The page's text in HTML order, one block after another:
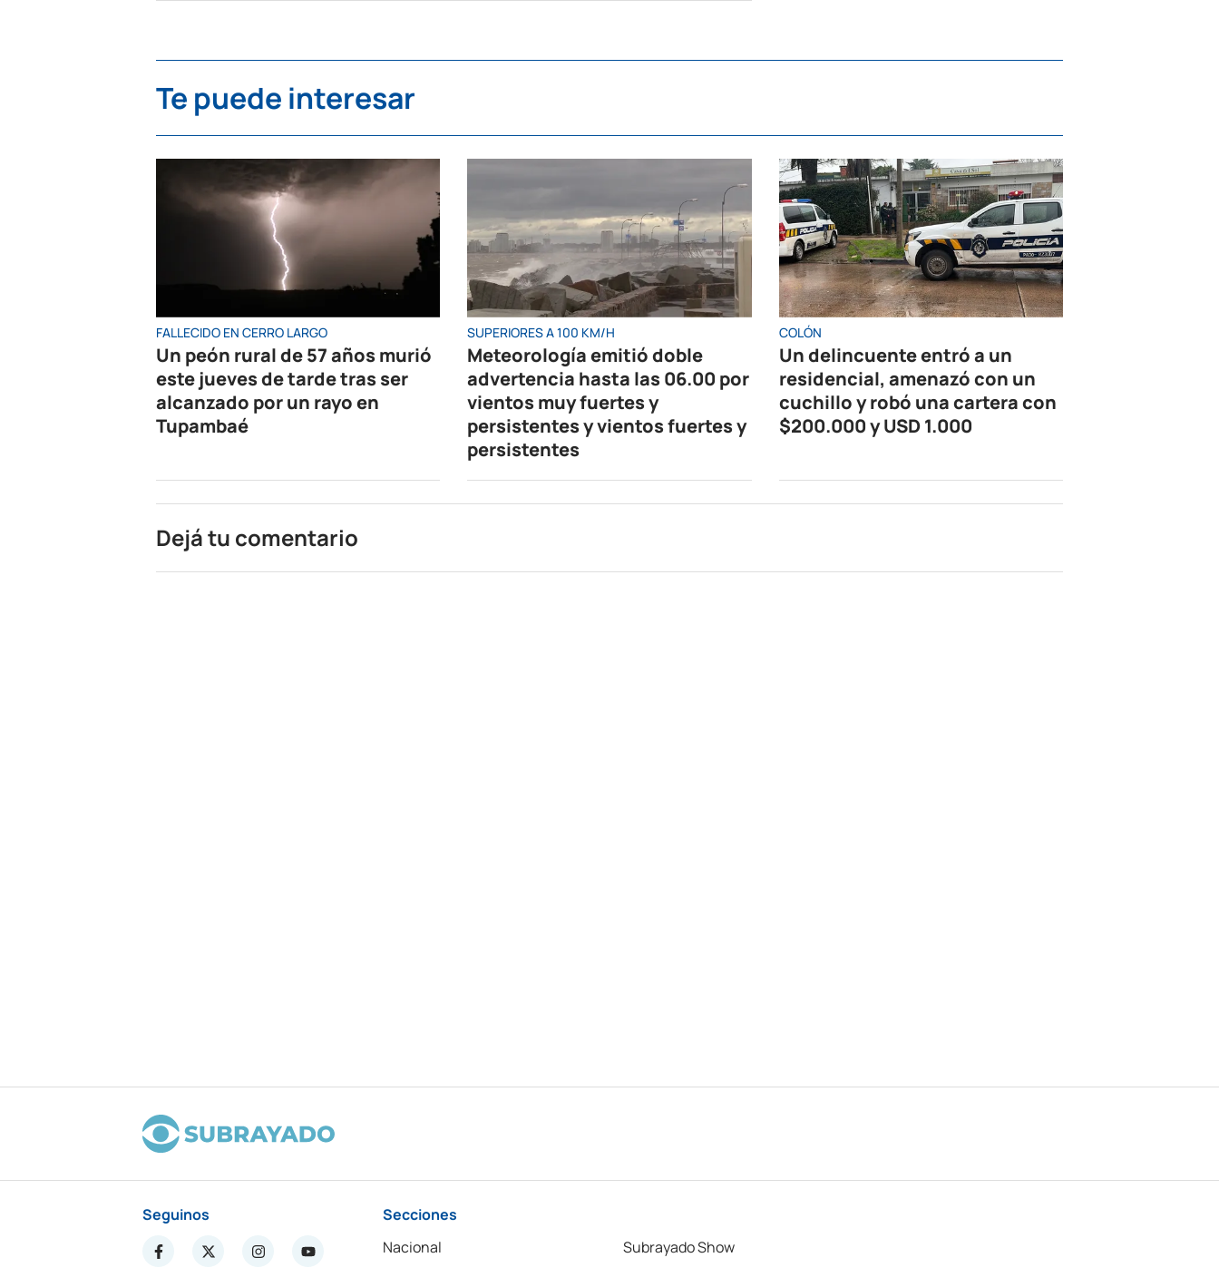
Te puede interesar
FALLECIDO EN CERRO LARGO
Un peón rural de 57 años murió
este jueves de tarde tras ser
alcanzado por un rayo en
Tupambaé
SUPERIORES A 100 KM/H
Meteorología emitió doble
advertencia hasta las 06.00 por
vientos muy fuertes y
persistentes y vientos fuertes y
persistentes
COLÓN
Un delincuente entró a un
residencial, amenazó con un
cuchillo y robó una cartera con
$200.000 y USD 1.000
Dejá tu comentario
Seguinos
Secciones
Nacional
Subrayado Show